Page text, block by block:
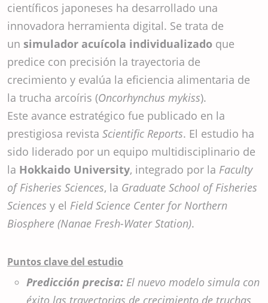
científicos japoneses ha desarrollado una
innovadora herramienta digital. Se trata de
un simulador acuícola individualizado que
predice con precisión la trayectoria de
crecimiento y evalúa la eficiencia alimentaria de
la trucha arcoíris (Oncorhynchus mykiss).
Este avance estratégico fue publicado en la
prestigiosa revista Scientific Reports. El estudio ha
sido liderado por un equipo multidisciplinario de
la Hokkaido University, integrado por la Faculty
of Fisheries Sciences, la Graduate School of Fisheries
Sciences y el Field Science Center for Northern
Biosphere (Nanae Fresh-Water Station).
Puntos clave del estudio
Predicción precisa: El nuevo modelo simula con
éxito las trayectorias de crecimiento de truchas